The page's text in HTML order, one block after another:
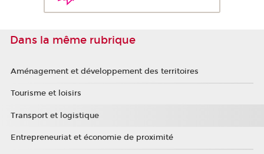
Dans la même rubrique
Aménagement et développement des territoires
Tourisme et loisirs
Transport et logistique
Entrepreneuriat et économie de proximité